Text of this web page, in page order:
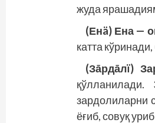
жуда
(Енä) Ена —
катта
(Зāрдāлï)
зардолиларни
ёғиб, совуқ